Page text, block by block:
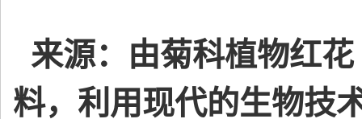
来源：由菊科植物红
料，利用现代的生物技